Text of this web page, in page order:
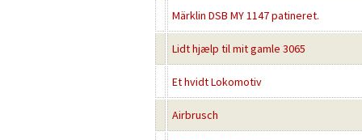
Märklin DSB MY 1147 patineret.
Lidt hjælp til mit gamle 3065
Et hvidt Lokomotiv
Airbrusch